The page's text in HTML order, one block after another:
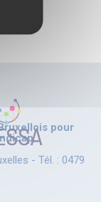
pour
- Tél. : 0479